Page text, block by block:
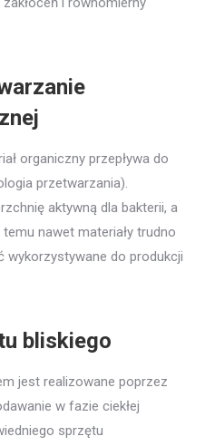
organiczny przepływa do
przetwarzania).
aktywną dla bakterii, a
nawet materiały trudno
wykorzystywane do produkcji
bliskiego
jest realizowane poprzez
w fazie ciekłej
sprzętu